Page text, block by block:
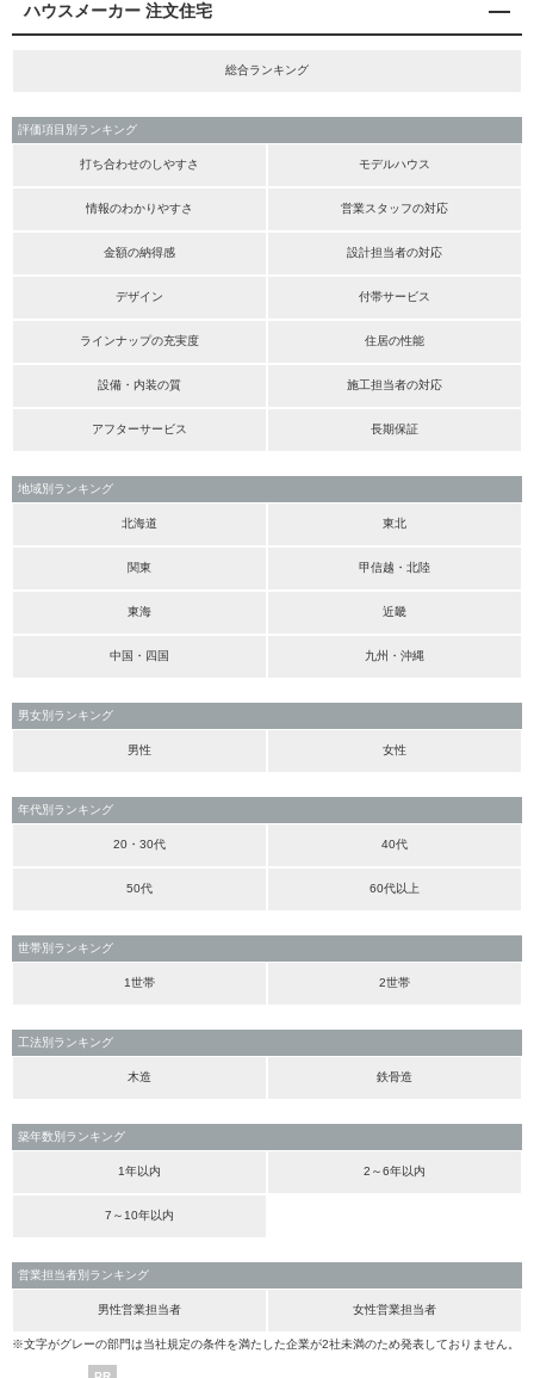
ハウスメーカー 注文住宅
総合ランキング
評価項目別ランキング
打ち合わせのしやすさ モデルハウス
情報のわかりやすさ 営業スタッフの対応
金額の納得感 設計担当者の対応
デザイン 付帯サービス
ラインナップの充実度 住居の性能
設備・内装の質 施工担当者の対応
アフターサービス 長期保証
地域別ランキング
北海道 東北
関東 甲信越・北陸
東海 近畿
中国・四国 九州・沖縄
男女別ランキング
男性 女性
年代別ランキング
20・30代 40代
50代 60代以上
世帯別ランキング
1世帯 2世帯
工法別ランキング
木造 鉄骨造
築年数別ランキング
1年以内 2～6年以内
7～10年以内
営業担当者別ランキング
男性営業担当者 女性営業担当者
※文字がグレーの部門は当社規定の条件を満たした企業が2社未満のため発表しておりません。